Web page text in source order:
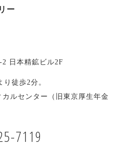
ー
2 日本精鉱ビル2F
徒歩2分。
ルセンター（旧東京厚生年金
7119